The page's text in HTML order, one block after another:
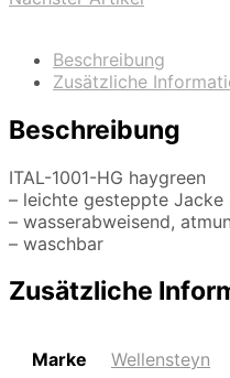
Beschreibung
Zusätzliche
Beschreibung
ITAL-1001-HG haygreen
– leichte gesteppte Jacke
– wasserabweisend,
– waschbar
Zusätzliche
Marke Wellensteyn